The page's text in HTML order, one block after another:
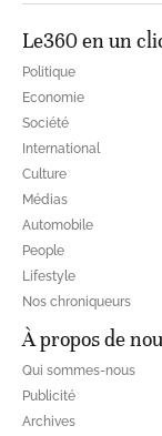
Le360 en un
Politique
Economie
Société
International
Culture
Médias
Automobile
People
Lifestyle
Nos chroniqueurs
À propos de
Qui sommes-nous
Publicité
Archives